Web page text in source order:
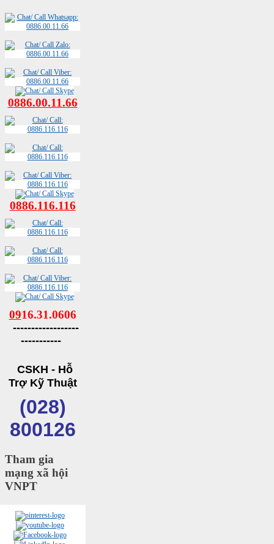
0886.00.11.66
0886.116.116
0916.31.0606
------------------
-----------
CSKH - Hỗ
Trợ Kỹ Thuật
(028)
800126
Tham gia
mạng xã hội
VNPT